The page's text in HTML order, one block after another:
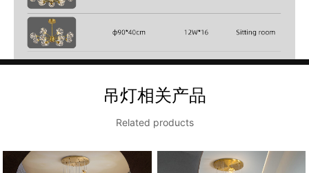
吊灯相关产品
Related products